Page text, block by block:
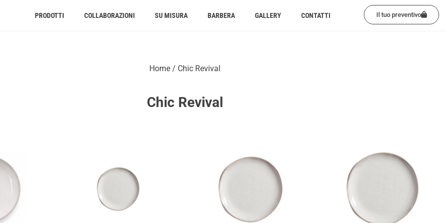
PRODOTTI COLLABORAZIONI SU MISURA BARBERA GALLERY CONTATTI Il tuo preventivo
Home / Chic Revival
Chic Revival